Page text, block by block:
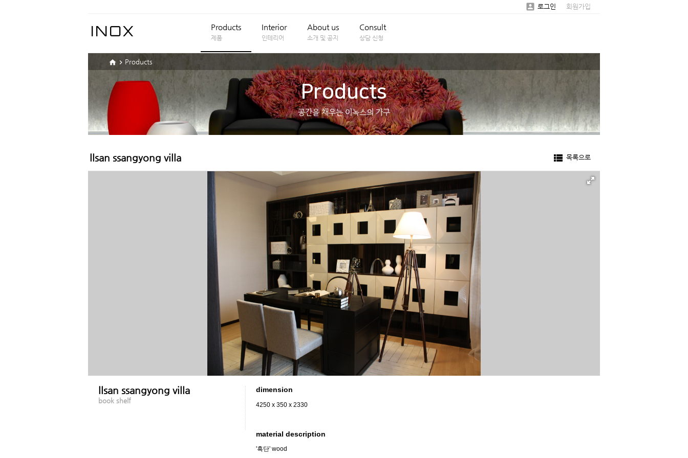
 로그인 회원가입
INOX Products
제품
Interior
인테리어
About us
소개 및 공지
Consult
상담 신청
  Products
Products
공간을 채우는 이녹스의 가구
llsan ssangyong villa  목록으로
llsan ssangyong villa
book shelf
dimension
4250 x 350 x 2330
material description
'흑단' wood